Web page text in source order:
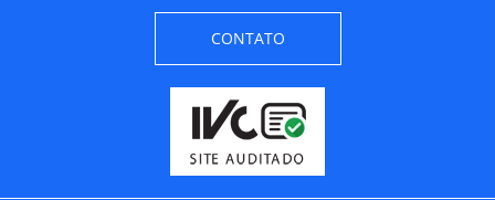
CONTATO